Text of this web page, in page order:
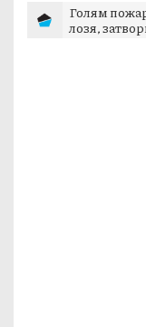
Голям
лозя,